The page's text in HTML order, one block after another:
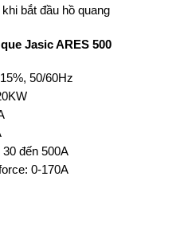
bắt đầu hồ quang
Jasic ARES 500
50/60Hz
đến 500A
0-170A